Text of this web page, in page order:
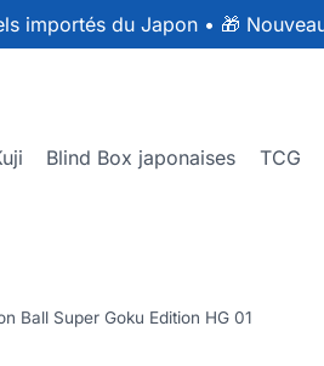
importés du Japon • 🎁
Blind Box japonaises TCG
Ball Super Goku Edition HG 01